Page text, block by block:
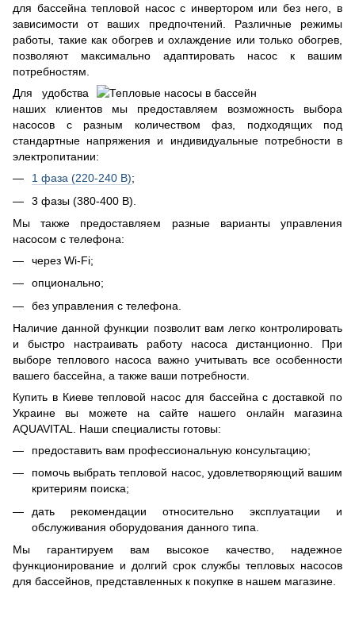
для бассейна тепловой насос с инвертором или без него, в
зависимости от ваших предпочтений. Различные режимы
работы, такие как обогрев и охлаждение или только обогрев,
позволяют максимально адаптировать насос к вашим
потребностям.
Для удобства
наших клиентов мы предоставляем возможность выбора
насосов с разным количеством фаз, подходящих под
стандартные напряжения и индивидуальные потребности в
электропитании:
1 фаза (220-240 В);
3 фазы (380-400 В).
Мы также предоставляем разные варианты управления
насосом с телефона:
через Wi-Fi;
опционально;
без управления с телефона.
Наличие данной функции позволит вам легко контролировать
и быстро настраивать работу насоса дистанционно. При
выборе теплового насоса важно учитывать все особенности
вашего бассейна, а также ваши потребности.
Купить в Киеве тепловой насос для бассейна с доставкой по
Украине вы можете на сайте нашего онлайн магазина
AQUAVITAL. Наши специалисты готовы:
предоставить вам профессиональную консультацию;
помочь выбрать тепловой насос, удовлетворяющий вашим
критериям поиска;
дать рекомендации относительно эксплуатации и
обслуживания оборудования данного типа.
Мы гарантируем вам высокое качество, надежное
функционирование и долгий срок службы тепловых насосов
для бассейнов, представленных к покупке в нашем магазине.